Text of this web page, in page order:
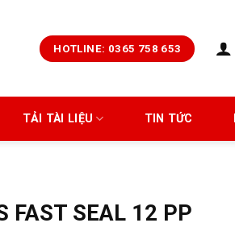
HOTLINE: 0365 758 653
TẢI TÀI LIỆU TIN TỨC
FAST SEAL 12 PP